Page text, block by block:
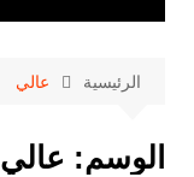
الرئيسية عالي
الوسم: عالي